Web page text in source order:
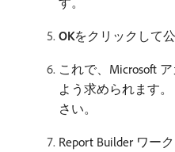
OKをクリックして公
これで、Microsoft
よう求められます
さい。
Report Builder ワー